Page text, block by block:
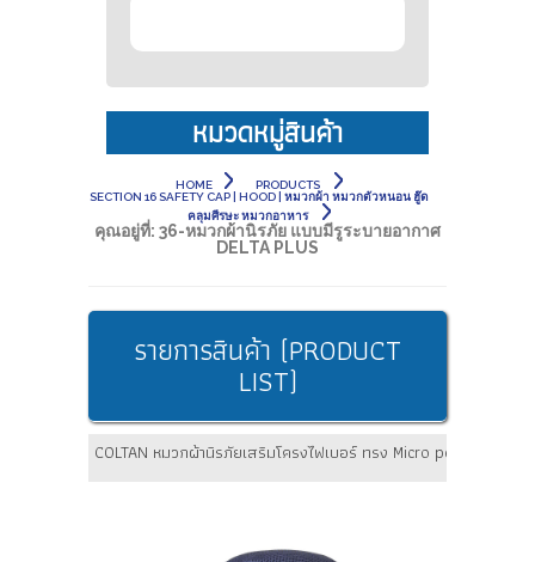
หมวดหมู่สินค้า
HOME
PRODUCTS
SECTION 16 SAFETY CAP | HOOD | หมวกผ้า หมวกตัวหนอน ฮู๊ด
คลุมศีรษะ หมวกอาหาร
คุณอยู่ที่: 36-หมวกผ้านิรภัย แบบมีรูระบายอากาศ
DELTA PLUS
รายการสินค้า (PRODUCT
LIST)
COLTAN หมวกผ้านิรภัยเสริมโครงไฟเบอร์ ทรง Micro peak สี Navy